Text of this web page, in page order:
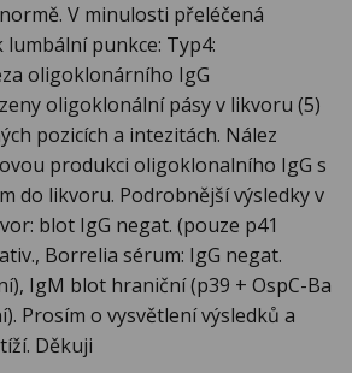
V minulosti přeléčená
lumbální punkce: Typ4:
oligoklonárního IgG
oligoklonální pásy v likvoru (5)
pozicích a intezitách. Nález
produkci oligoklonalního IgG s
do likvoru. Podrobnější výsledky v
blot IgG negat. (pouze p41
Borrelia sérum: IgG negat.
IgM blot hraniční (p39 + OspC-Ba
Prosím o vysvětlení výsledků a
Děkuji